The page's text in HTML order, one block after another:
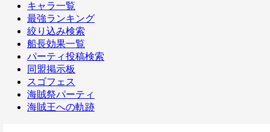
キャラ一覧
最強ランキング
絞り込み検索
船長効果一覧
パーティ投稿検索
同盟掲示板
スゴフェス
海賊祭パーティ
海賊王への軌跡